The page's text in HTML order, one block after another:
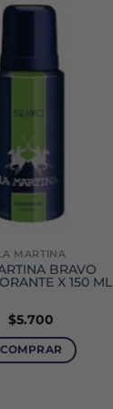
MARTINA
BRAVO
X 150 ML
$5.700
COMPRAR